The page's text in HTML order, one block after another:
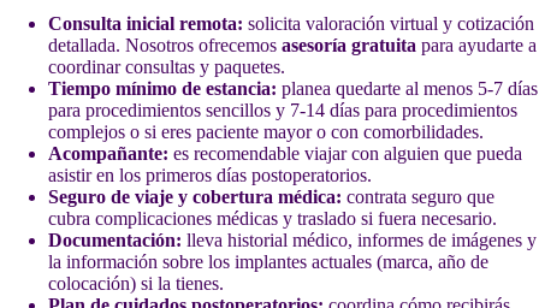
Consulta inicial remota: solicita valoración virtual y cotización
detallada. Nosotros ofrecemos asesoría gratuita para ayudarte a
coordinar consultas y paquetes.
Tiempo mínimo de estancia: planea quedarte al menos 5-7 días
para procedimientos sencillos y 7-14 días para procedimientos
complejos o si eres paciente mayor o con comorbilidades.
Acompañante: es recomendable viajar con alguien que pueda
asistir en los primeros días postoperatorios.
Seguro de viaje y cobertura médica: contrata seguro que
cubra complicaciones médicas y traslado si fuera necesario.
Documentación: lleva historial médico, informes de imágenes y
la información sobre los implantes actuales (marca, año de
colocación) si la tienes.